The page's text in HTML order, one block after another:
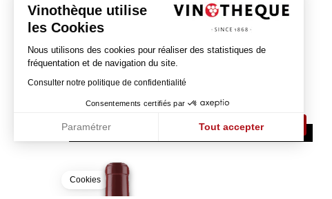
CHÂTEAU CHASSE SPLEEN
MOULIS-EN-MÉDOC - AOC
70.00
ACHETER
Vinothèque utilise
les Cookies
Nous utilisons des cookies pour réaliser des statistiques de
fréquentation et de navigation du site.
Consulter notre politique de confidentialité
Consentements certifiés par
Paramétrer
Tout accepter
Notre plateforme vous permet d'adapter et de gérer vos paramètres
Cookies